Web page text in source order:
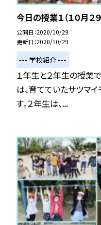
今日の授業１（１０月２９
公開日 2020/10/29
更新日 2020/10/29
--- 学校紹介 ---
１年生と２年生の授業
は、育てていたサツマ
す。２年生は、...